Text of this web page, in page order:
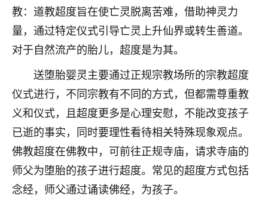
教：道教超度旨在使亡灵脱离苦难，借助神灵力
量，通过特定仪式引导亡灵上升仙界或转生善道。
对于自然流产的胎儿，超度是为其。
送堕胎婴灵主要通过正规宗教场所的宗教超度
仪式进行，不同宗教有不同的方式，但都需尊重教
义和仪式，且超度更多是心理安慰，不能改变孩子
已逝的事实，同时要理性看待相关特殊现象观点。
佛教超度在佛教中，可前往正规寺庙，请求寺庙的
师父为堕胎的孩子进行超度。常见的超度方式包括
念经，师父通过诵读佛经，为孩子。
Jessica李
老师做不做超度法事？我想给我奶奶做超度，她今年
刚去世了。
七零老顽童：我母亲前年离世，刚开始我经常
做梦梦见她，后来也是朋友介绍，找到慧来老
师，安排了超度法事，做梦再也没有梦到过
了，一开始是半信半疑的，图个心安，给亡母
超度，现在看来，人不信也不行。
2天前 来自云南 11
优秀的张同学